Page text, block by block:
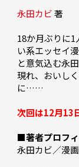
永田カビ 著
18か月ぶりに
い系エッセイ
と意気込む永
現れ、おいし
に……
次回は12月13
■著者プロフ
永田カビ／漫